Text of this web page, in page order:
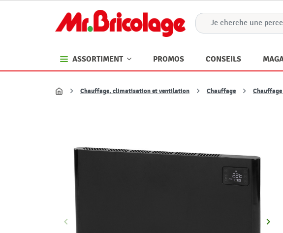
ASSORTIMENT PROMOS CONSEILS
Accueil
Chauffage, climatisation et ventilation Chauffage
Précédent
keyboard_arrow_left keyboard_arrow_right